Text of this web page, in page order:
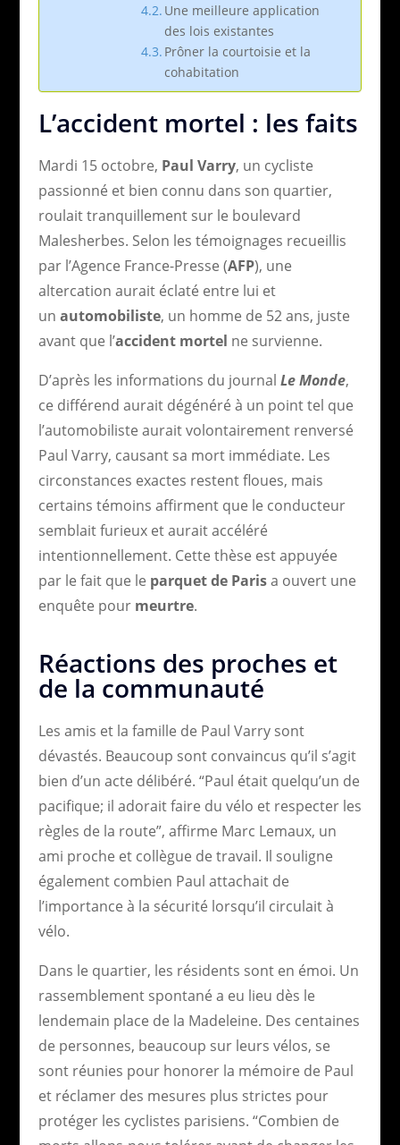
Une meilleure application
des lois existantes
Prôner la courtoisie et la
cohabitation
L’accident mortel : les faits
Mardi 15 octobre, Paul Varry, un cycliste
passionné et bien connu dans son quartier,
roulait tranquillement sur le boulevard
Malesherbes. Selon les témoignages recueillis
par l’Agence France-Presse (AFP), une
altercation aurait éclaté entre lui et
un automobiliste, un homme de 52 ans, juste
avant que l’accident mortel ne survienne.
D’après les informations du journal Le Monde,
ce différend aurait dégénéré à un point tel que
l’automobiliste aurait volontairement renversé
Paul Varry, causant sa mort immédiate. Les
circonstances exactes restent floues, mais
certains témoins affirment que le conducteur
semblait furieux et aurait accéléré
intentionnellement. Cette thèse est appuyée
par le fait que le parquet de Parisa ouvert une
enquête pour meurtre.
Réactions des proches et
de la communauté
Les amis et la famille de Paul Varry sont
dévastés. Beaucoup sont convaincus qu’il s’agit
bien d’un acte délibéré. “Paul était quelqu’un de
pacifique; il adorait faire du vélo et respecter les
règles de la route”, affirme Marc Lemaux, un
ami proche et collègue de travail. Il souligne
également combien Paul attachait de
l’importance à la sécurité lorsqu’il circulait à
vélo.
Dans le quartier, les résidents sont en émoi. Un
rassemblement spontané a eu lieu dès le
lendemain place de la Madeleine. Des centaines
de personnes, beaucoup sur leurs vélos, se
sont réunies pour honorer la mémoire de Paul
et réclamer des mesures plus strictes pour
protéger les cyclistes parisiens. “Combien de